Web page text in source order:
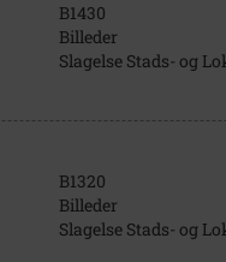
B1430
Billeder
Slagelse Stads- og
B1320
Billeder
Slagelse Stads- og